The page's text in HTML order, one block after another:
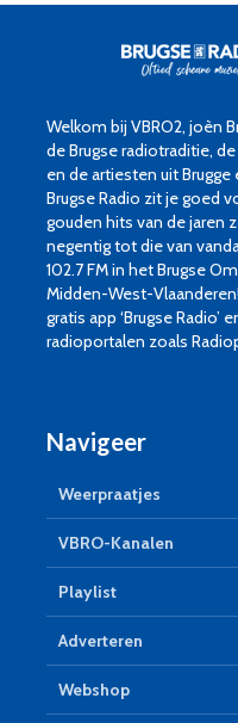
Welkom bij VBRO2, joèn
de Brugse radiotraditie,
en de artiesten uit
Brugse Radio zit je goed
gouden hits van de jaren
negentig tot die van
102.7 FM in het Brugse
Midden-West-
gratis app ‘Brugse Radio’
radioportalen zoals
Navigeer
Weerpraatjes
VBRO-Kanalen
Playlist
Adverteren
Webshop